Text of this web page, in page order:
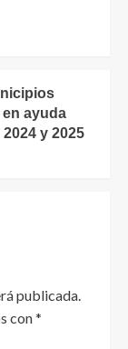
ayuda
y 2025
publicada.
con*